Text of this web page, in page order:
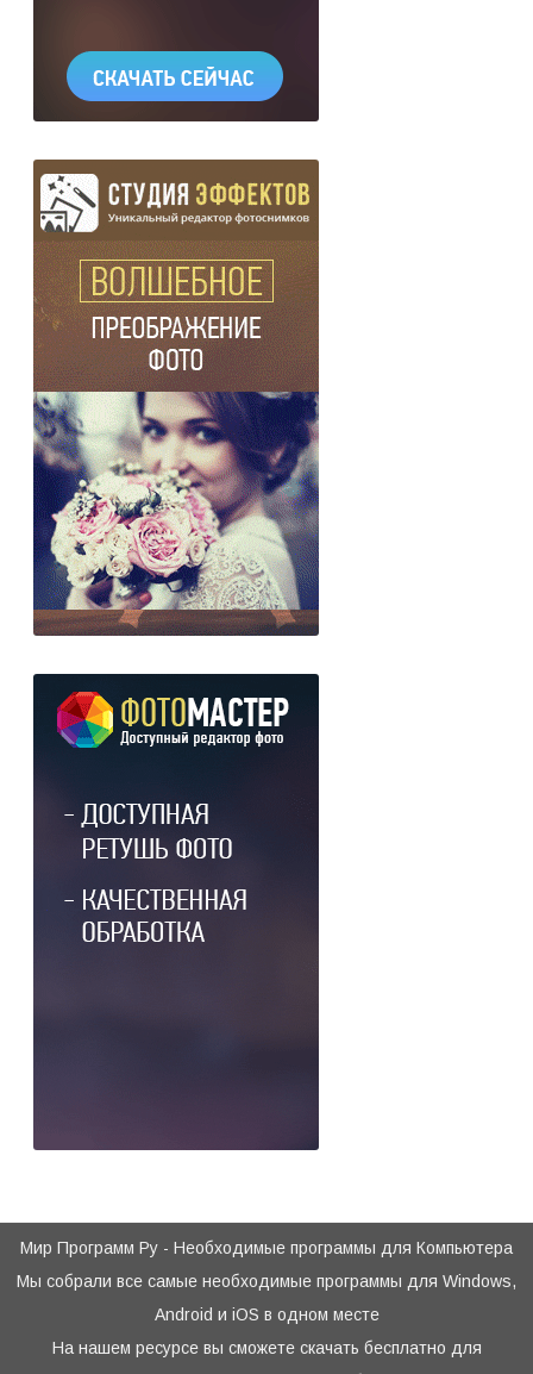
Мир Программ Ру - Необходимые программы для Компьютера
Мы собрали все самые необходимые программы для Windows,
Android и iOS в одном месте
На нашем ресурсе вы сможете скачать бесплатно для